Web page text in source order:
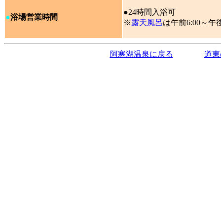
●浴場営業時間
●24時間入浴可
※露天風呂は午前6:00～午
阿寒湖温泉に戻る 道